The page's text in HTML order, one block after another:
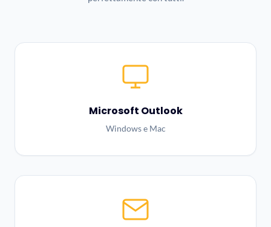
Microsoft Outlook
Windows e Mac